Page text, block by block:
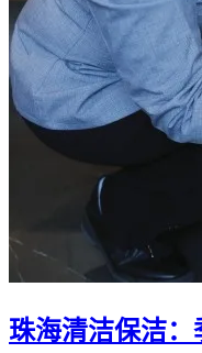
珠海清洁保洁